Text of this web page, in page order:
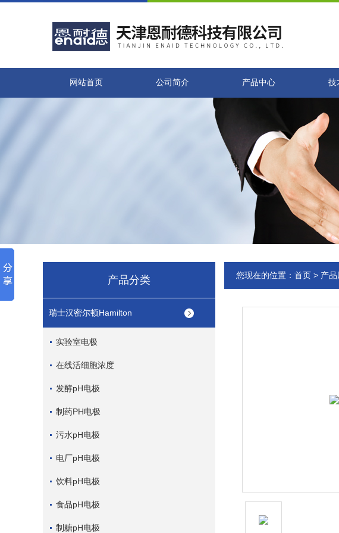
网站首页 公司简介 产品中心 技
产品分类
瑞士汉密尔顿Hamilton
实验室电极
在线活细胞浓度
发酵pH电极
制药PH电极
污水pH电极
电厂pH电极
饮料pH电极
食品pH电极
制糖pH电极
您现在的位置： 首页 > 产